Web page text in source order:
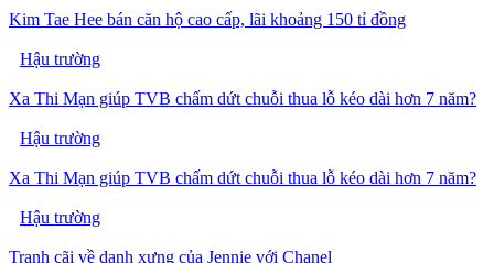
Kim Tae Hee bán căn hộ cao cấp, lãi khoảng 150 tỉ đồng
Hậu trường
Xa Thi Mạn giúp TVB chấm dứt chuỗi thua lỗ kéo dài hơn 7 năm?
Hậu trường
Xa Thi Mạn giúp TVB chấm dứt chuỗi thua lỗ kéo dài hơn 7 năm?
Hậu trường
Tranh cãi về danh xưng của Jennie với Chanel